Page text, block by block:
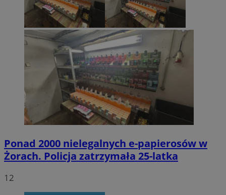
Ponad 2000 nielegalnych e-papierosów w
Żorach. Policja zatrzymała 25-latka
12